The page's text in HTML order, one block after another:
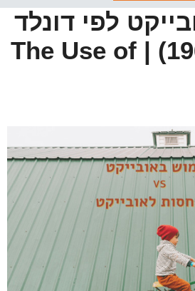
לפי דונלד
ויניקוט (1969) | The Use of